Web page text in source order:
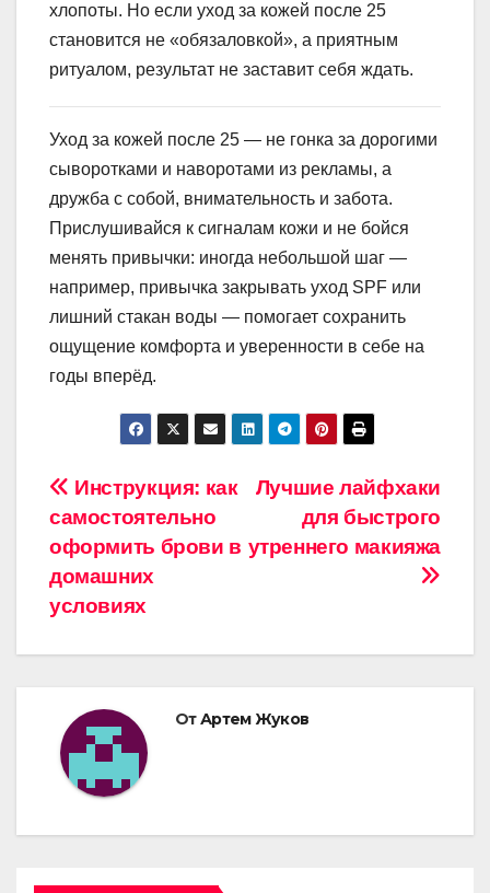
хлопоты. Но если уход за кожей после 25
становится не «обязаловкой», а приятным
ритуалом, результат не заставит себя ждать.
Уход за кожей после 25 — не гонка за дорогими
сыворотками и наворотами из рекламы, а
дружба с собой, внимательность и забота.
Прислушивайся к сигналам кожи и не бойся
менять привычки: иногда небольшой шаг —
например, привычка закрывать уход SPF или
лишний стакан воды — помогает сохранить
ощущение комфорта и уверенности в себе на
годы вперёд.
Навигация
по
записям
Лучшие лайфхаки
для быстрого
утреннего макияжа
Инструкция: как
самостоятельно
оформить брови в
домашних
условиях
ОтАртем Жуков